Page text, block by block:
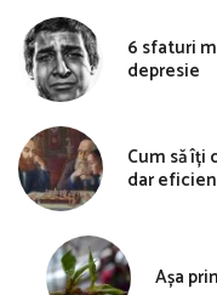
6 sfaturi
depresie
Cum să îți
dar
Așa